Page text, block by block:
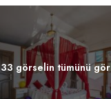
33 görselin tümünü gör